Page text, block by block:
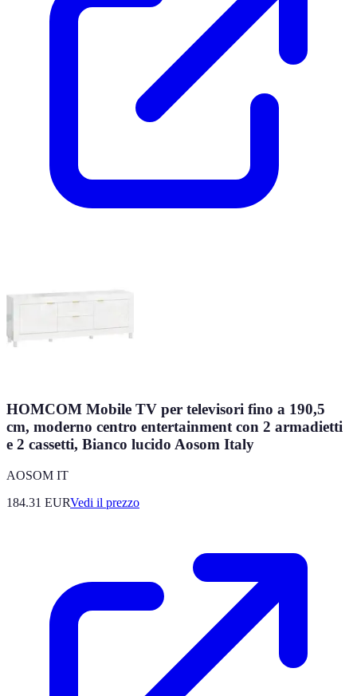
HOMCOM Mobile TV per televisori fino a 190,5
cm, moderno centro entertainment con 2 armadietti
e 2 cassetti, Bianco lucido Aosom Italy
AOSOM IT
184.31 EURVedi il prezzo